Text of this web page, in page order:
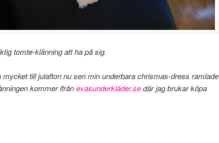
tomte-klänning att ha på sig.
mycket till julafton nu sen min underbara chrismas-dress ramlade
kommer ifrånevasunderkläder.sedär jag brukar köpa